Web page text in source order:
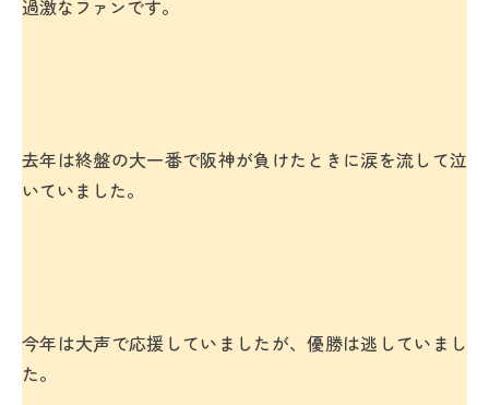
過激なファンです。
去年は終盤の大一番で阪神が負けたときに涙を流して泣
いていました。
今年は大声で応援していましたが、優勝は逃していまし
た。